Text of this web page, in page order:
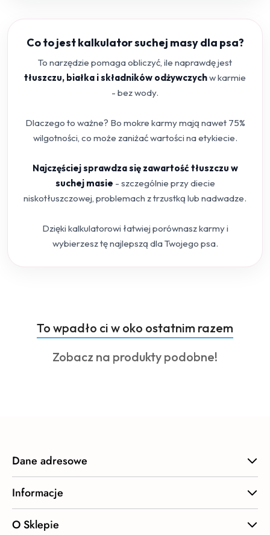
Co to jest kalkulator suchej masy dla psa?
To narzędzie pomaga obliczyć, ile naprawdę jest
tłuszczu, białka i składników odżywczychw karmie
- bez wody.
Dlaczego to ważne? Bo mokre karmy mają nawet 75%
wilgotności, co może zaniżać wartości na etykiecie.
Najczęściej sprawdza się zawartość tłuszczu w
suchej masie - szczególnie przy diecie
niskotłuszczowej, problemach z trzustką lub nadwadze.
Dzięki kalkulatorowi łatwiej porównasz karmy i
wybierzesz tę najlepszą dla Twojego psa.
Pomiń karuzelę produktów
Produkty
o
statusie:
To wpadło ci w oko ostatnim razem
Produkty
Zobacz na produkty podobne!
Dane adresowe
Informacje
O Sklepie